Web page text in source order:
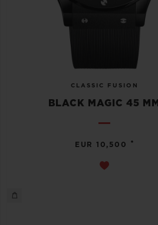
CLASSIC FUSION
BLACK MAGIC 45 MM
EUR 10,500 •